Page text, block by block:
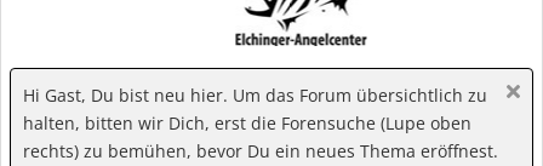
Hi Gast, Du bist neu hier. Um das Forum übersichtlich zu
halten, bitten wir Dich, erst die Forensuche (Lupe oben
rechts) zu bemühen, bevor Du ein neues Thema eröffnest.